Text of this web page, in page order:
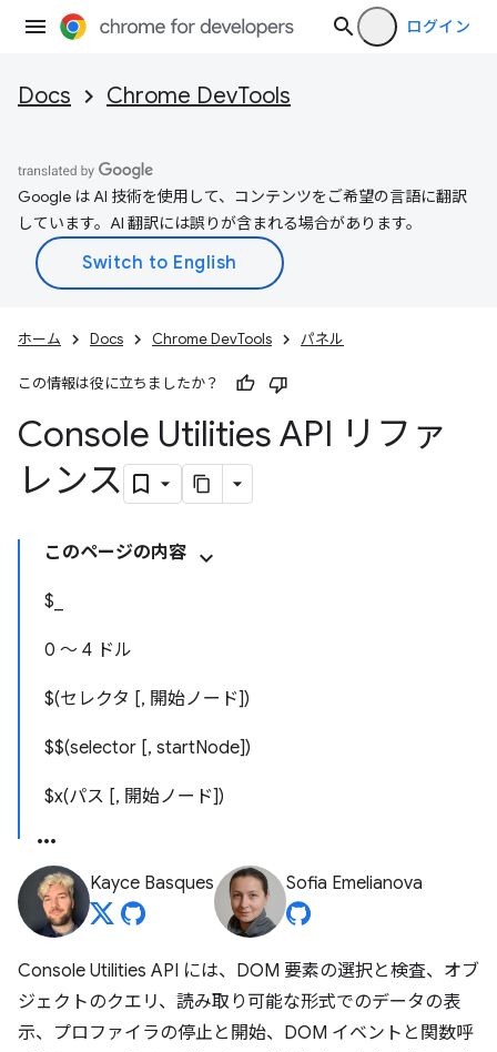
ログイン
Docs Chrome DevTools
Google は AI 技術を使用して、コンテンツをご希望の言語に翻訳
しています。AI 翻訳には誤りが含まれる場合があります。
ホーム Docs Chrome DevTools パネル
この情報は役に立ちましたか？
Console Utilities API リファ
レンス
このページの内容
$_
0 ～ 4 ドル
$(セレクタ [, 開始ノード])
$$(selector [, startNode])
$x(パス [, 開始ノード])
Kayce Basques Sofia Emelianova
Console Utilities API には、DOM 要素の選択と検査、オブ
ジェクトのクエリ、読み取り可能な形式でのデータの表
示、プロファイラの停止と開始、DOM イベントと関数呼